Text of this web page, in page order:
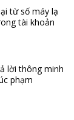
từ số máy lạ
tài khoản
lời thông minh
phạm